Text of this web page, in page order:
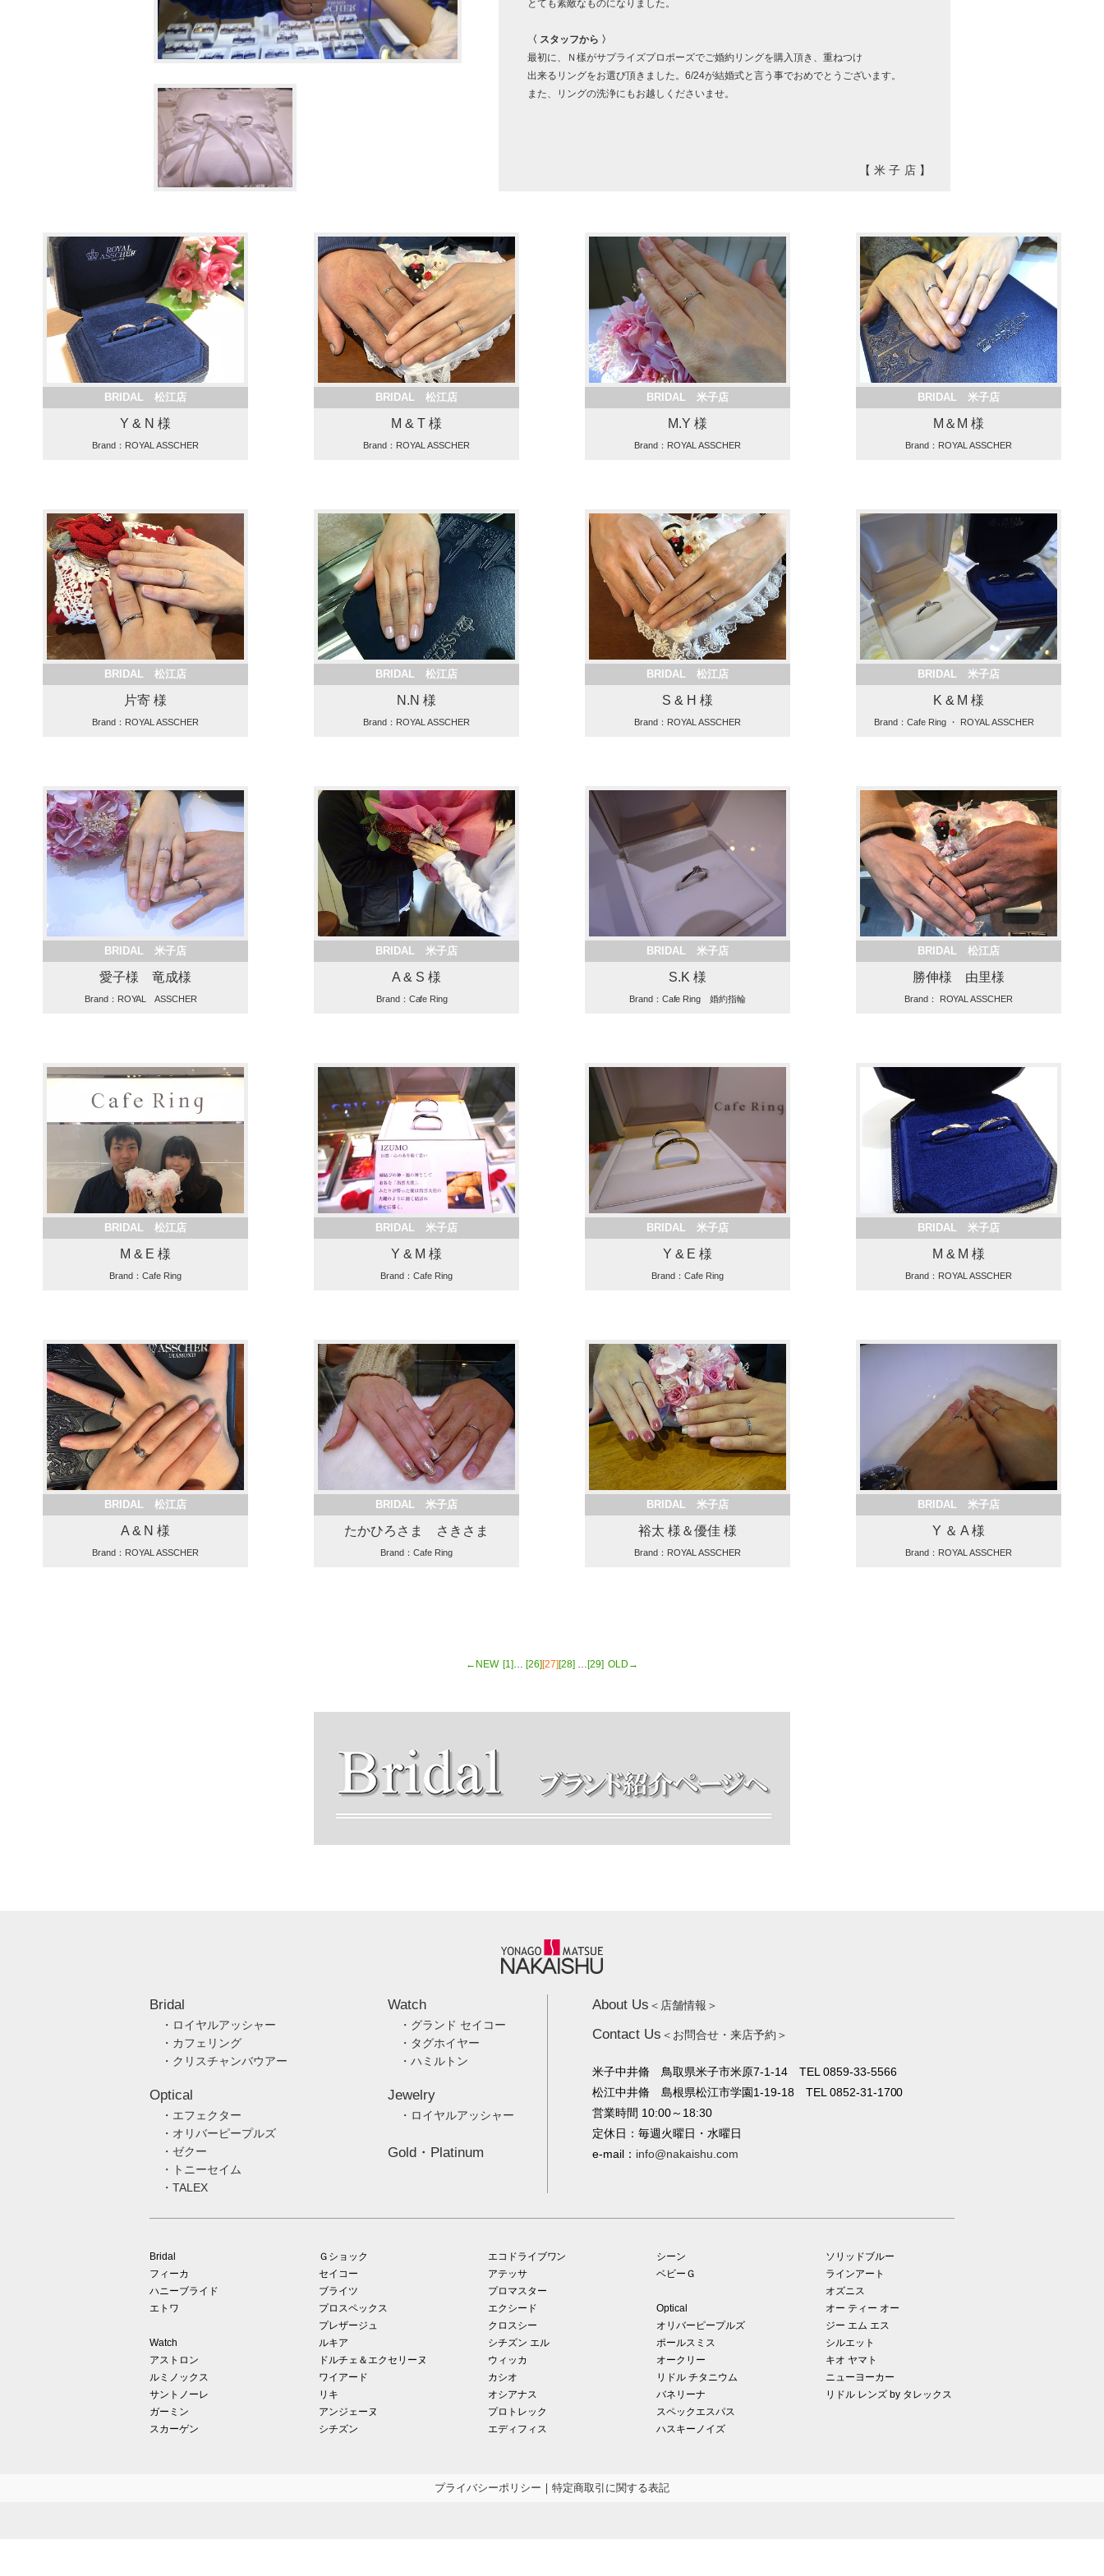
とても素敵なものになりました。
〈 スタッフから 〉
最初に、Ｎ樣がサプライズプロポーズでご婚約リングを購入頂き、重ねつけ
出来るリングをお選び頂きました。6/24が結婚式と言う事でおめでとうございます。
また、リングの洗浄にもお越しくださいませ。
【米子店】
BRIDAL 松江店
Y & N 様
Brand：ROYAL ASSCHER
BRIDAL 松江店
M & T 様
Brand：ROYAL ASSCHER
BRIDAL 米子店
M.Y 様
Brand：ROYAL ASSCHER
BRIDAL 米子店
M＆M 様
Brand：ROYAL ASSCHER
BRIDAL 松江店
片寄 様
Brand：ROYAL ASSCHER
BRIDAL 松江店
N.N 様
Brand：ROYAL ASSCHER
BRIDAL 松江店
S & H 様
Brand：ROYAL ASSCHER
BRIDAL 米子店
K & M 様
Brand：Cafe Ring ・ ROYAL ASSCHER
BRIDAL 米子店
愛子様 竜成様
Brand：ROYAL ASSCHER
BRIDAL 米子店
A & S 様
Brand：Cafe Ring
BRIDAL 米子店
S.K 様
Brand：Cafe Ring 婚約指輪
BRIDAL 松江店
勝伸様 由里様
Brand： ROYAL ASSCHER
BRIDAL 松江店
M & E 様
Brand：Cafe Ring
BRIDAL 米子店
Y & M 様
Brand：Cafe Ring
BRIDAL 米子店
Y & E 様
Brand：Cafe Ring
BRIDAL 米子店
M & M 様
Brand：ROYAL ASSCHER
BRIDAL 松江店
A & N 様
Brand：ROYAL ASSCHER
BRIDAL 米子店
たかひろさま さきさま
Brand：Cafe Ring
BRIDAL 米子店
裕太 様＆優佳 様
Brand：ROYAL ASSCHER
BRIDAL 米子店
Y ＆ A 様
Brand：ROYAL ASSCHER
←NEW [1]… [26][27][28] …[29] OLD→
Bridal
・ロイヤルアッシャー
・カフェリング
・クリスチャンバウアー
Watch
・グランド セイコー
・タグホイヤー
・ハミルトン
Optical
・エフェクター
・オリバーピープルズ
・ゼクー
・トニーセイム
・TALEX
Jewelry
・ロイヤルアッシャー
Gold・Platinum
About Us ＜店舗情報＞
Contact Us ＜お問合せ・来店予約＞
米子中井脩 鳥取県米子市米原7-1-14 TEL 0859-33-5566
松江中井脩 島根県松江市学園1-19-18 TEL 0852-31-1700
営業時間 10:00～18:30
定休日：毎週火曜日・水曜日
e-mail： info@nakaishu.com
Bridal
フィーカ
ハニーブライド
エトワ
Watch
アストロン
ルミノックス
サントノーレ
ガーミン
スカーゲン
Ｇショック
セイコー
ブライツ
プロスペックス
プレザージュ
ルキア
ドルチェ＆エクセリーヌ
ワイアード
リキ
アンジェーヌ
シチズン
エコドライブワン
アテッサ
プロマスター
エクシード
クロスシー
シチズン エル
ウィッカ
カシオ
オシアナス
プロトレック
エディフィス
シーン
ベビーＧ
Optical
オリバーピープルズ
ポールスミス
オークリー
リドル チタニウム
バネリーナ
スペックエスパス
ハスキーノイズ
ソリッドブルー
ラインアート
オズニス
オー ティー オー
ジー エム エス
シルエット
キオ ヤマト
ニューヨーカー
リドル レンズ by タレックス
プライバシーポリシー ｜ 特定商取引に関する表記